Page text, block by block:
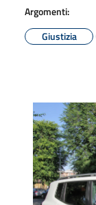
Argomenti:
Giustizia